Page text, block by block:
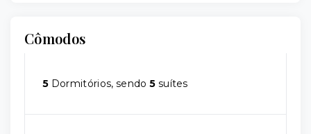
Cômodos
5 Dormitórios, sendo5 suítes